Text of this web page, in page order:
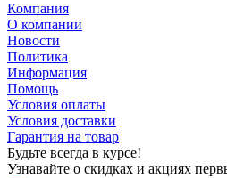
Компания
О компании
Новости
Политика
Информация
Помощь
Условия оплаты
Условия доставки
Гарантия на товар
Будьте всегда в курсе!
Узнавайте о скидках и акциях